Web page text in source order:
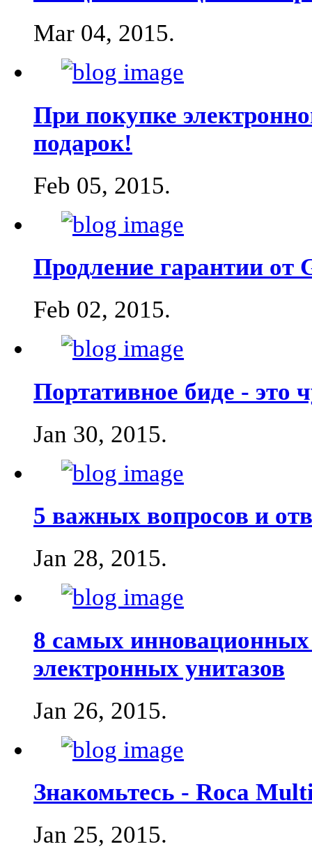
Mar 04, 2015.
При покупке
подарок!
Feb 05, 2015.
Продление гарантии от
Feb 02, 2015.
Портативное биде - это
Jan 30, 2015.
5 важных вопросов и
Jan 28, 2015.
8 самых
электронных унитазов
Jan 26, 2015.
Знакомьтесь - Roca
Jan 25, 2015.